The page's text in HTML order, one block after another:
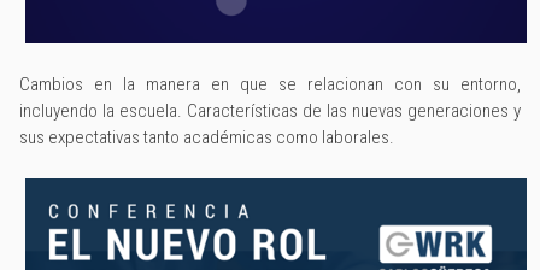
Cambios en la manera en que se relacionan con su entorno,
incluyendo la escuela. Características de las nuevas generaciones y
sus expectativas tanto académicas como laborales.